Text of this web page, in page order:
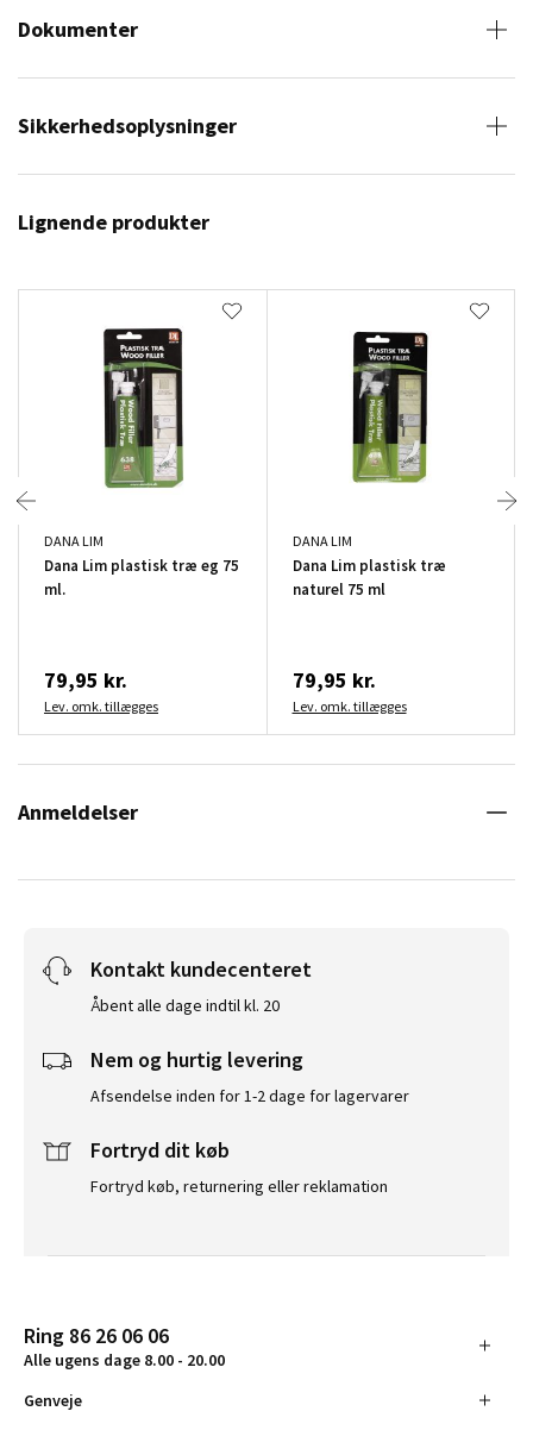
Dokumenter
Sikkerhedsoplysninger
Lignende produkter
DANA LIM
Dana Lim plastisk træ eg 75
ml.
79,95 kr.
Lev. omk. tillægges
DANA LIM
Dana Lim plastisk træ
naturel 75 ml
79,95 kr.
Lev. omk. tillægges
Anmeldelser
Kontakt kundecenteret
Åbent alle dage indtil kl. 20
Nem og hurtig levering
Afsendelse inden for 1-2 dage for lagervarer
Fortryd dit køb
Fortryd køb, returnering eller reklamation
Ring 86 26 06 06
Alle ugens dage 8.00 - 20.00
Genveje